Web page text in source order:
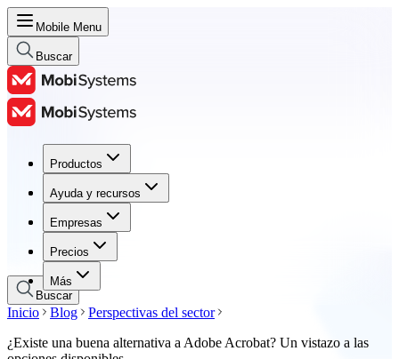
Mobile Menu
Buscar
Productos
Ayuda y recursos
Empresas
Precios
Más
Productos
Ayuda y recursos
Empresas
Precios
Buscar
Inicio Blog
Perspectivas del sector
¿Existe una buena alternativa a Adobe Acrobat? Un vistazo a las